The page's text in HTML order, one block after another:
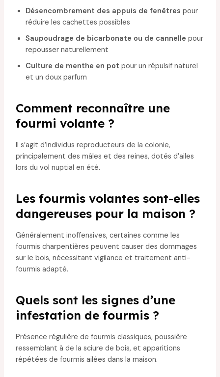
Désencombrement des appuis de fenêtres pour
réduire les cachettes possibles
Saupoudrage de bicarbonate ou de cannelle pour
repousser naturellement
Culture de menthe en pot pour un répulsif naturel
et un doux parfum
Comment reconnaître une
fourmi volante ?
Il s’agit d’individus reproducteurs de la colonie,
principalement des mâles et des reines, dotés d’ailes
lors du vol nuptial en été.
Les fourmis volantes sont-elles
dangereuses pour la maison ?
Généralement inoffensives, certaines comme les
fourmis charpentières peuvent causer des dommages
sur le bois, nécessitant vigilance et traitement anti-
fourmis adapté.
Quels sont les signes d’une
infestation de fourmis ?
Présence régulière de fourmis classiques, poussière
ressemblant à de la sciure de bois, et apparitions
répétées de fourmis ailées dans la maison.